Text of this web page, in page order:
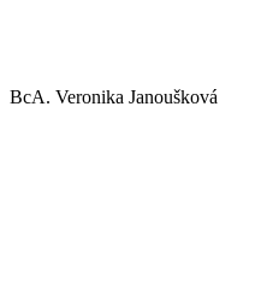
BcA. Veronika Janoušková